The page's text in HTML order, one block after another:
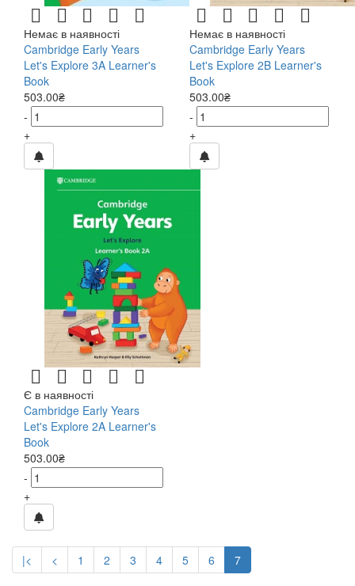
Немає в наявності
Cambridge Early Years
Let's Explore 3A Learner's
Book
503.00₴
-
+
Немає в наявності
Cambridge Early Years
Let's Explore 2B Learner's
Book
503.00₴
-
+
Є в наявності
Cambridge Early Years
Let's Explore 2A Learner's
Book
503.00₴
-
+
|< < 1 2 3 4 5 6 7